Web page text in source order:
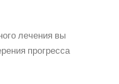
лечения вы
прогресса